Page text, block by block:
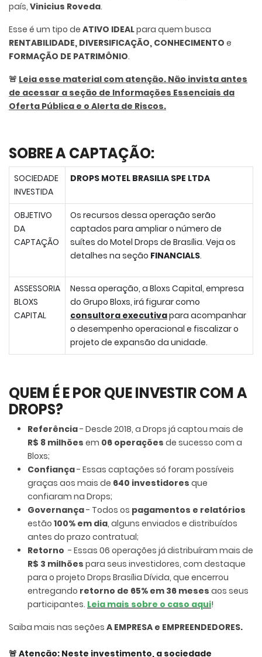
país, Vinicius Roveda.
Esse é um tipo de ATIVO IDEALpara quem busca
RENTABILIDADE, DIVERSIFICAÇÃO, CONHECIMENTO e
FORMAÇÃO DE PATRIMÔNIO.
🚨 Leia esse material com atenção. Não invista antes
de acessar a seção de Informações Essenciais da
Oferta Pública e o Alerta de Riscos.
SOBRE A CAPTAÇÃO:
SOCIEDADE
INVESTIDA
DROPS MOTEL BRASILIA SPE LTDA
OBJETIVO
DA
CAPTAÇÃO
Os recursos dessa operação serão
captados para ampliar o número de
suítes do Motel Drops de Brasília. Veja os
detalhes na seção FINANCIALS.
ASSESSORIA
BLOXS
CAPITAL
Nessa operação, a Bloxs Capital, empresa
do Grupo Bloxs, irá figurar como
consultora executivapara acompanhar
o desempenho operacional e fiscalizar o
projeto de expansão da unidade.
QUEM É E POR QUE INVESTIR COM A
DROPS?
Referência- Desde 2018, a Drops já captou mais de
R$ 8 milhões em 06 operações de sucesso com a
Bloxs;
Confiança- Essas captações só foram possíveis
graças aos mais de 640 investidores que
confiaram na Drops;
Governança- Todos os pagamentos e relatórios
estão 100% em dia, alguns enviados e distribuídos
antes do prazo contratual;
Retorno - Essas 06 operações já distribuíram mais de
R$ 3 milhões para seus investidores, com destaque
para o projeto Drops Brasília Dívida, que encerrou
entregando retorno de 65% em 36 meses aos seus
participantes. Leia mais sobre o caso aqui!
Saiba mais nas seções A EMPRESA e EMPREENDEDORES.
🚨 Atenção: Neste investimento, a sociedade